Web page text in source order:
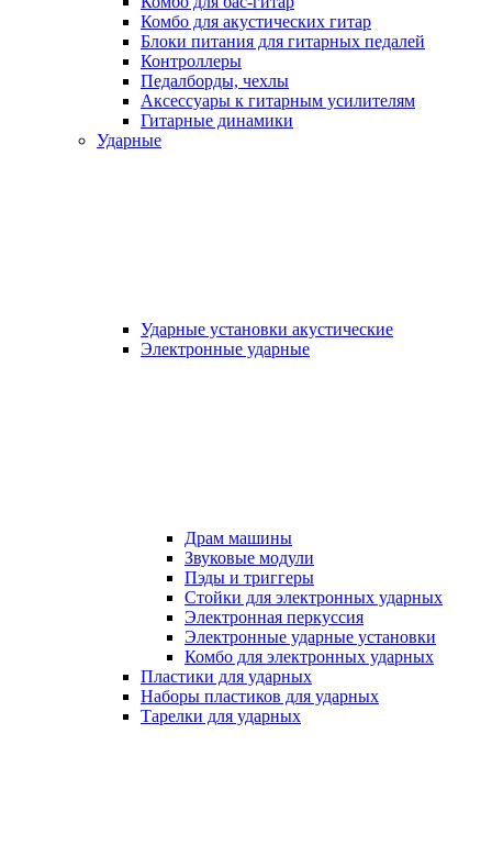
Комбо для акустических гитар
Блоки питания для гитарных педалей
Контроллеры
Педалборды, чехлы
Аксеcсуары к гитарным усилителям
Гитарные динамики
Ударные
Ударные установки акустические
Электронные ударные
Драм машины
Звуковые модули
Пэды и триггеры
Стойки для электронных ударных
Электронная перкуссия
Электронные ударные установки
Комбо для электронных ударных
Пластики для ударных
Наборы пластиков для ударных
Тарелки для ударных